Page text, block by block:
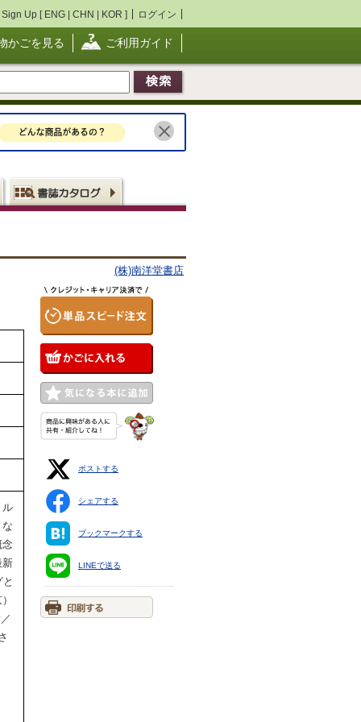
Sign Up [ ENG | CHN | KOR ] ログイン
かごを見る ご利用ガイド
(株)南洋堂書店
ル
念
新
ポストする
シェアする
ブックマークする
LINEで送る